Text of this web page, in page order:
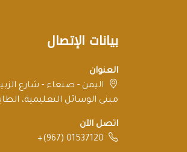
بيانات الإتصال
العنوان
اليمن - صنعاء - شارع
مبنى الوسائل التعليمية،
اتصل الآن
+(967) 01537120